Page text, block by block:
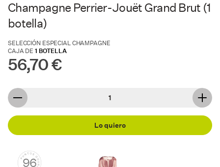
Champagne Perrier-Jouët Grand Brut (1
botella)
SELECCIÓN ESPECIAL CHAMPAGNE
CAJA DE1 BOTELLA
56,70 €
Lo quiero
96